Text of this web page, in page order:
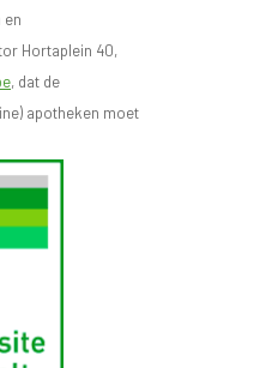
en
Hortaplein 40,
, dat de
apotheken moet